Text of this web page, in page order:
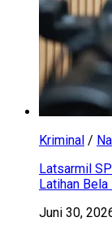
Kriminal /
Latsarmil
Latihan
Juni 30,